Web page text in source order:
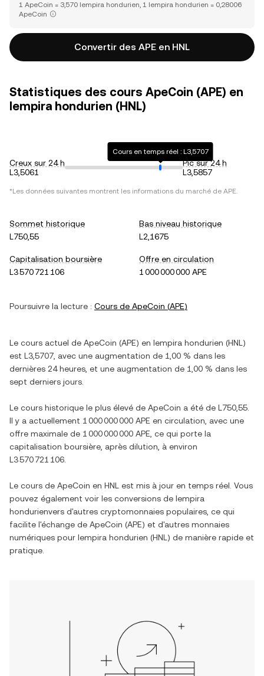
1 ApeCoin = 3,570 lempira hondurien, 1 lempira hondurien = 0,28006
ApeCoin
Convertir des APE en HNL
Statistiques des cours ApeCoin (APE) en
lempira hondurien (HNL)
Creux sur 24 h
L3,5061
Cours en temps réel : L3,5707
Pic sur 24 h
L3,5857
*Les données suivantes montrent les informations du marché de APE.
Sommet historique
L750,55
Bas niveau historique
L2,1675
Capitalisation boursière
L3 570 721 106
Offre en circulation
1 000 000 000 APE
Poursuivre la lecture : Cours de ApeCoin (APE)
Le cours actuel de ApeCoin (APE) en lempira hondurien (HNL )
est L3,5707 , avec une augmentation de 1,00 % dans les
dernières 24 heures, et une augmentation de 1,00 % dans les
sept derniers jours.
Le cours historique le plus élevé de ApeCoin a été de L750,55
Il y a actuellement 1 000 000 000 APE en circulation, avec une
offre maximale de 1 000 000 000 APE , ce qui porte la
capitalisation boursière, après dilution, à environ
L3 570 721 106
Le cours de ApeCoin en HNL est mis à jour en temps réel. Vous
pouvez également voir les conversions de lempira
hondurienvers d'autres cryptomonnaies populaires, ce qui
facilite l'échange de ApeCoin (APE) et d'autres monnaies
numériques pour lempira hondurien (HNL ) de manière rapide et
pratique.